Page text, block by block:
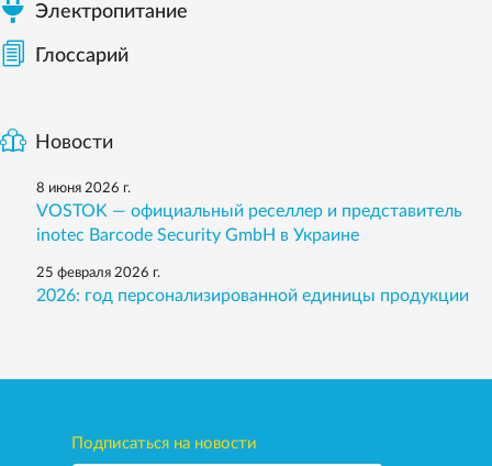
Электропитание
Глоссарий
Новости
8 июня 2026 г.
VOSTOK — официальный реселлер и представитель
inotec Barcode Security GmbH в Украине
25 февраля 2026 г.
2026: год персонализированной единицы продукции
Подписаться на новости